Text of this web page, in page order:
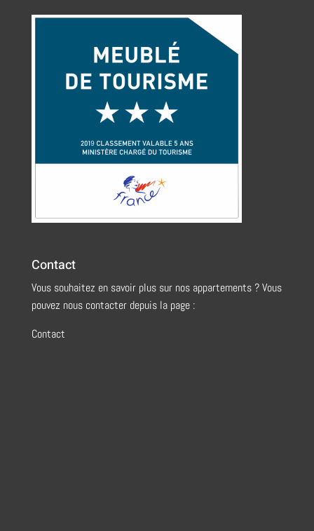
Contact
Vous souhaitez en savoir plus sur nos appartements ? Vous
pouvez nous contacter depuis la page :
Contact